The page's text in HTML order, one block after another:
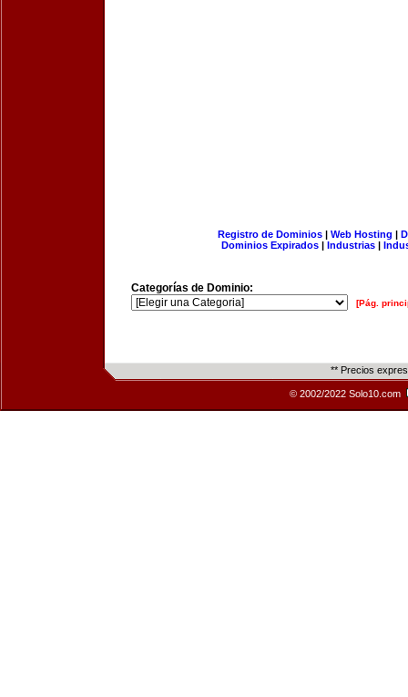
Registro de Dominios| Web Hosting |
Dominios Expirados | Industrias |
Categorías de Dominio:
[Pág.
** Precios
© 2002/2022 Solo10.com